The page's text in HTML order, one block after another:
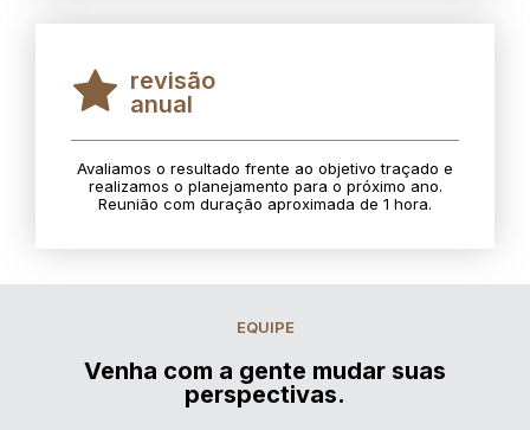
revisão
anual
Avaliamos o resultado frente ao objetivo traçado e
realizamos o planejamento para o próximo ano.
Reunião com duração aproximada de 1 hora.
EQUIPE
Venha com a gente mudar suas
perspectivas.